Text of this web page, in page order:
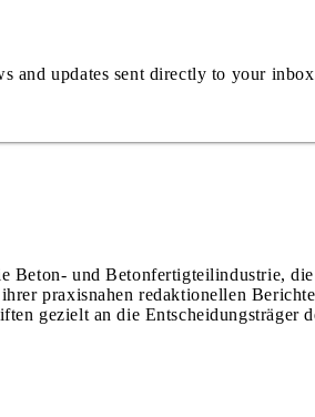
and updates sent directly to your
und Betonfertigteilindustrie,
praxisnahen redaktionellen
gezielt an die Entscheidungsträger